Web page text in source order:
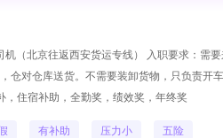
机（北京往返西安货运专线） 入职要求：需
仓对仓库送货。不需要装卸货物，只负责
住宿补助，全勤奖，绩效奖，年终奖
有补助 压力小 五险